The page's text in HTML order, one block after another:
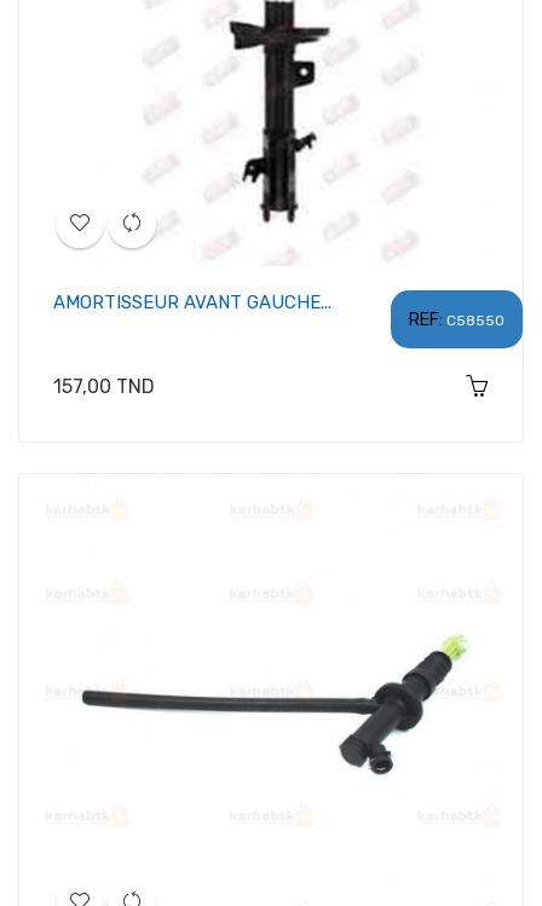
REF: C58550
AMORTISSEUR AVANT GAUCHE...
Prix
157,00 TND